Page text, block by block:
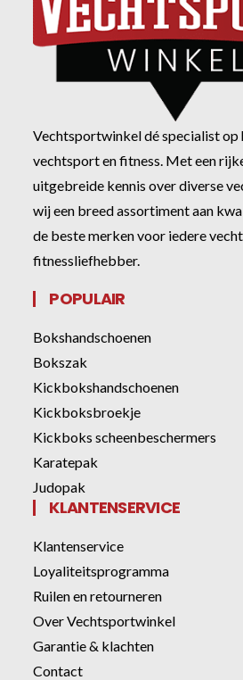
Vechtsportwinkel dé specialist op
vechtsport en fitness. Met een
uitgebreide kennis over diverse
wij een breed assortiment aan
de beste merken voor iedere
fitnessliefhebber.
POPULAIR
Bokshandschoenen
Bokszak
Kickbokshandschoenen
Kickboksbroekje
Kickboks scheenbeschermers
Karatepak
Judopak
KLANTENSERVICE
Klantenservice
Loyaliteitsprogramma
Ruilen en retourneren
Over Vechtsportwinkel
Garantie & klachten
Contact